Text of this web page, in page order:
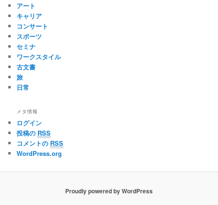
アート
キャリア
コンサート
スポーツ
セミナ
ワークスタイル
古文書
旅
日常
メタ情報
ログイン
投稿の RSS
コメントの RSS
WordPress.org
Proudly powered by WordPress